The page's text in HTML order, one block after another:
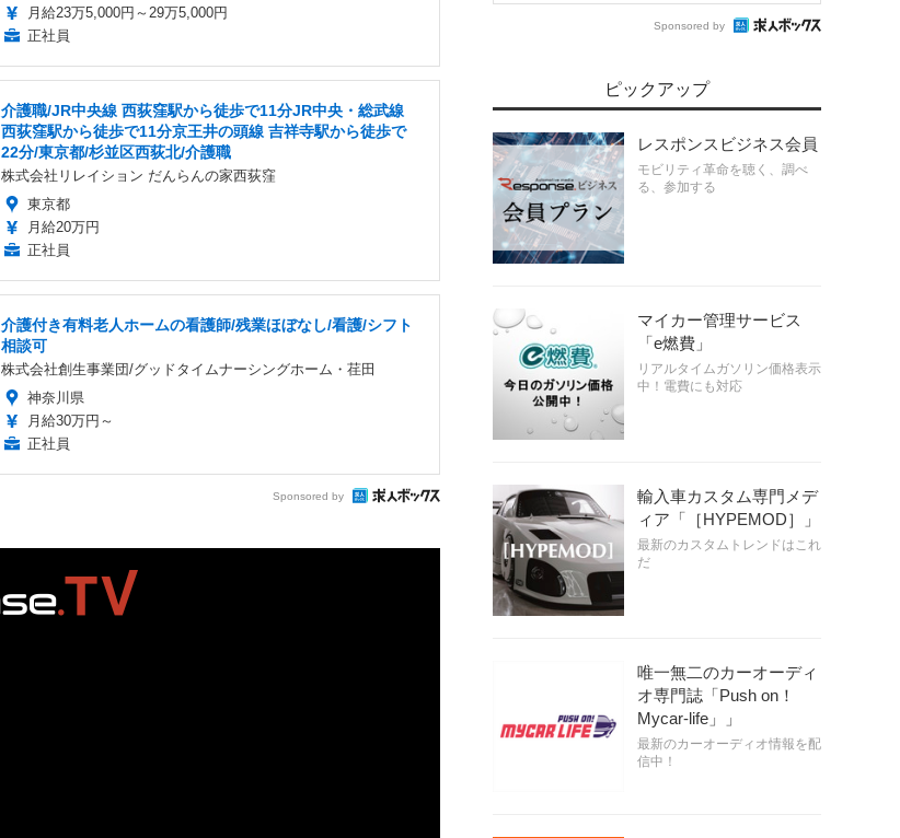
月給23万5,000円～29万5,000円
正社員
介護職/JR中央線 西荻窪駅から徒歩で11分JR中央・総武線
西荻窪駅から徒歩で11分京王井の頭線 吉祥寺駅から徒歩で
22分/東京都/杉並区西荻北/介護職
株式会社リレイション だんらんの家西荻窪
東京都
月給20万円
正社員
介護付き有料老人ホームの看護師/残業ほぼなし/看護/シフト
相談可
株式会社創生事業団/グッドタイムナーシングホーム・荏田
神奈川県
月給30万円～
正社員
Sponsored by
Sponsored by
ピックアップ
レスポンスビジネス会員
モビリティ革命を聴く、調べ
る、参加する
マイカー管理サービス
「e燃費」
リアルタイムガソリン価格表示
中！電費にも対応
輸入車カスタム専門メデ
ィア「［HYPEMOD］」
最新のカスタムトレンドはこれ
だ
唯一無二のカーオーディ
オ専門誌「Push on！
Mycar-life」」
最新のカーオーディオ情報を配
信中！